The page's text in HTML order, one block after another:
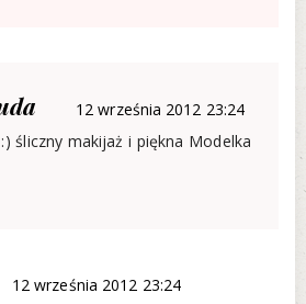
12 września 2012 23:24
śliczny makijaż i piękna Modelka
12 września 2012 23:24